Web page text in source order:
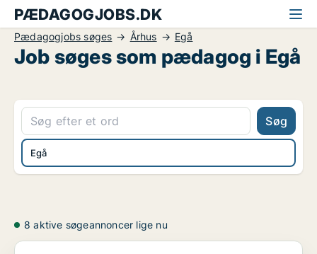
PÆDAGOGJOBS.DK
Pædagogjobs søges Århus Egå
Job søges som pædagog i Egå
Søg
Egå
8 aktive søgeannoncer lige nu